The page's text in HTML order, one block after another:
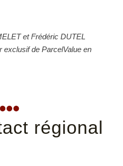
et Frédéric DUTEL
exclusif de ParcelValue en
régional